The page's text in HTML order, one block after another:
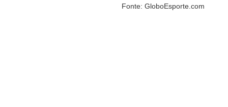
Fonte: GloboEsporte.com